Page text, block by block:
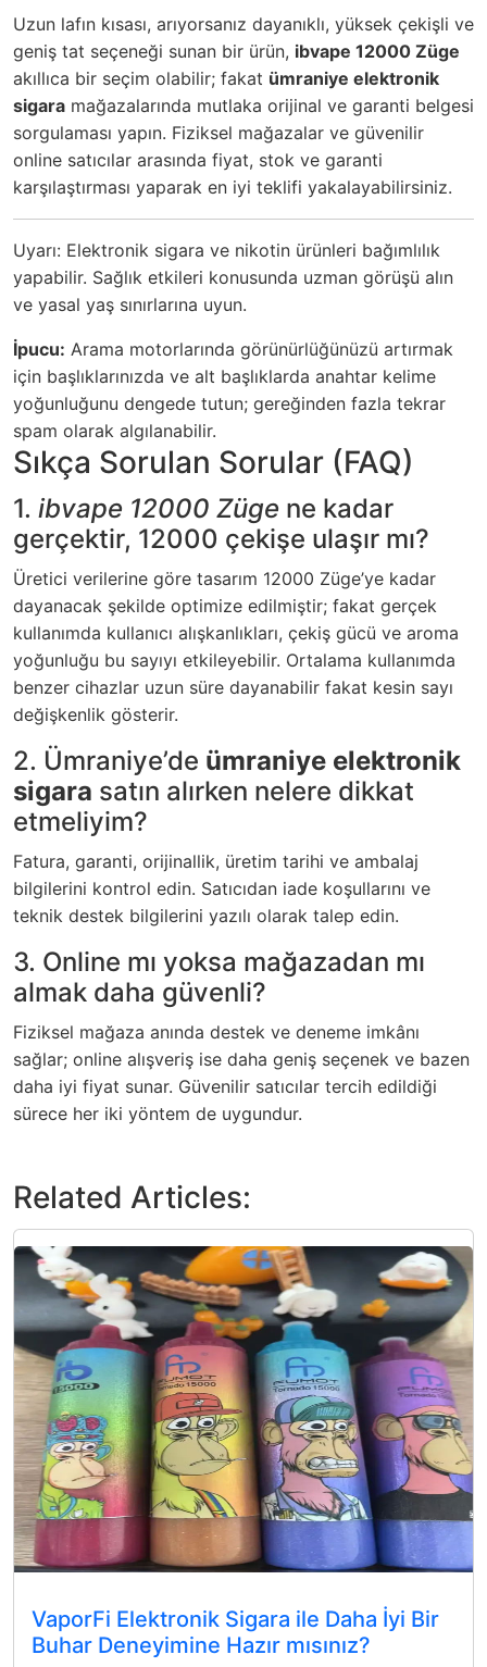
Uzun lafın kısası, arıyorsanız dayanıklı, yüksek çekişli ve
geniş tat seçeneği sunan bir ürün, ibvape 12000 Züge
akıllıca bir seçim olabilir; fakat ümraniye elektronik
sigara mağazalarında mutlaka orijinal ve garanti belgesi
sorgulaması yapın. Fiziksel mağazalar ve güvenilir
online satıcılar arasında fiyat, stok ve garanti
karşılaştırması yaparak en iyi teklifi yakalayabilirsiniz.
Uyarı: Elektronik sigara ve nikotin ürünleri bağımlılık
yapabilir. Sağlık etkileri konusunda uzman görüşü alın
ve yasal yaş sınırlarına uyun.
İpucu: Arama motorlarında görünürlüğünüzü artırmak
için başlıklarınızda ve alt başlıklarda anahtar kelime
yoğunluğunu dengede tutun; gereğinden fazla tekrar
spam olarak algılanabilir.
Sıkça Sorulan Sorular (FAQ)
1. ibvape 12000 Züge ne kadar
gerçektir, 12000 çekişe ulaşır mı?
Üretici verilerine göre tasarım 12000 Züge’ye kadar
dayanacak şekilde optimize edilmiştir; fakat gerçek
kullanımda kullanıcı alışkanlıkları, çekiş gücü ve aroma
yoğunluğu bu sayıyı etkileyebilir. Ortalama kullanımda
benzer cihazlar uzun süre dayanabilir fakat kesin sayı
değişkenlik gösterir.
2. Ümraniye’de ümraniye elektronik
sigara satın alırken nelere dikkat
etmeliyim?
Fatura, garanti, orijinallik, üretim tarihi ve ambalaj
bilgilerini kontrol edin. Satıcıdan iade koşullarını ve
teknik destek bilgilerini yazılı olarak talep edin.
3. Online mı yoksa mağazadan mı
almak daha güvenli?
Fiziksel mağaza anında destek ve deneme imkânı
sağlar; online alışveriş ise daha geniş seçenek ve bazen
daha iyi fiyat sunar. Güvenilir satıcılar tercih edildiği
sürece her iki yöntem de uygundur.
Related Articles:
VaporFi Elektronik Sigara ile Daha İyi Bir
Buhar Deneyimine Hazır mısınız?